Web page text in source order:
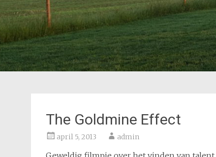
The Goldmine Effect
april 5, 2013 admin